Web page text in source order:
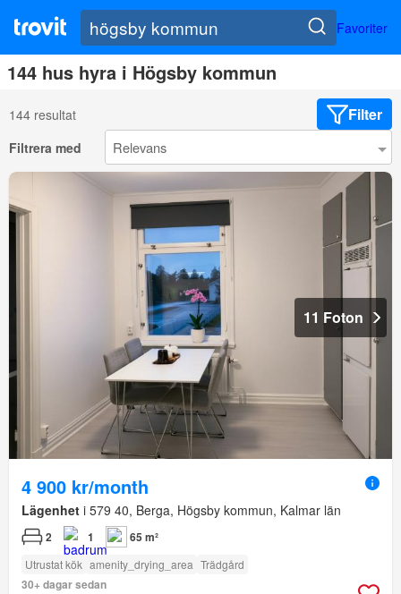
Favoriter
144 hus hyra i Högsby kommun
144 resultat Filter
Filtrera med
11 Foton
4 900 kr/month
Lägenhet i 579 40, Berga, Högsby kommun, Kalmar län
2 1 65 m²
Utrustat kök amenity_drying_area Trädgård
30+ dagar sedan